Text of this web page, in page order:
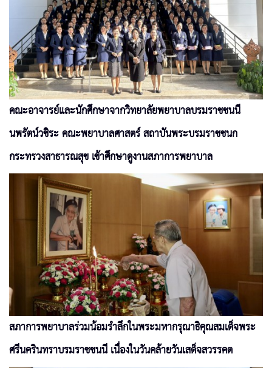
คณะอาจารย์และนักศึกษาจากวิทยาลัยพยาบาลบรมราชชนนี
นพรัตน์วชิระ คณะพยาบาลศาสตร์ สถาบันพระบรมราชชนก
กระทรวงสาธารณสุข เข้าศึกษาดูงานสภาการพยาบาล
สภาการพยาบาลร่วมน้อมรำลึกในพระมหากรุณาธิคุณสมเด็จพระ
ศรีนครินทราบรมราชชนนี เนื่องในวันคล้ายวันเสด็จสวรรคต